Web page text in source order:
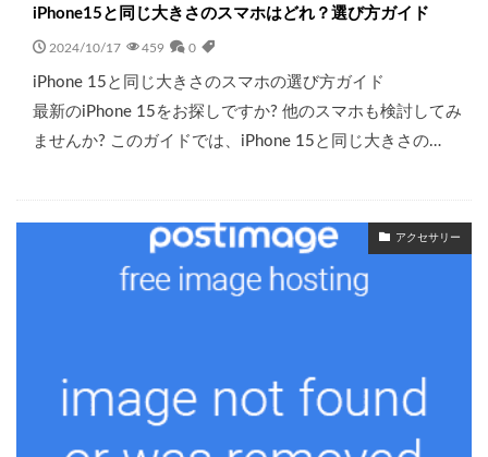
iPhone15と同じ大きさのスマホはどれ？選び方ガイド
2024/10/17 459 0
iPhone 15と同じ大きさのスマホの選び方ガイド
最新のiPhone 15をお探しですか? 他のスマホも検討してみ
ませんか? このガイドでは、iPhone 15と同じ大きさの…
アクセサリー